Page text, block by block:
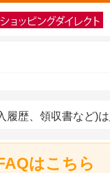
履歴、領収書など)は
はこちら